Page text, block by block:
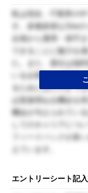
私は現在、IT業界の
す。多種多様なSIer
企画から運用・保守
できることに魅力を
た。また、貴社は福
いる企業として有名
るためにはどのよう
ば直接尋ねる機会を
機会が与えられてい
してのキャリアにつ
フィードバックが多
エントリーシート記